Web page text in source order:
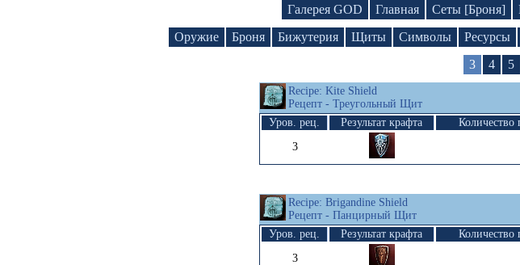
Галерея GOD Главная Сеты [Броня]
Оружие
Броня Бижутерия Щиты Символы Ресурсы
3
4 5
Recipe: Kite Shield
Рецепт - Треугольный Щит
Уров. рец.
Результат крафта Количество
3
Recipe: Brigandine Shield
Рецепт - Панцирный Щит
Уров. рец.
Результат крафта Количество
3